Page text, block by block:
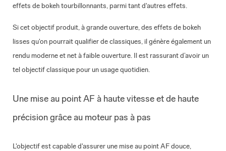
effets de bokeh tourbillonnants, parmi tant d'autres effets.
Si cet objectif produit, à grande ouverture, des effets de bokeh
lisses qu'on pourrait qualifier de classiques, il génère également un
rendu moderne et net à faible ouverture. Il est rassurant d’avoir un
tel objectif classique pour un usage quotidien.
Une mise au point AF à haute vitesse et de haute
précision grâce au moteur pas à pas
L'objectif est capable d'assurer une mise au point AF douce,